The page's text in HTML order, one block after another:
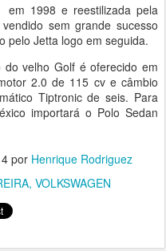
1998 e reestilizada pela
sem grande sucesso
pelo Jetta logo em seguida.
velho Golf é oferecido em
2.0 de 115 cv e câmbio
Tiptronic de seis. Para
importará o Polo Sedan
por Henrique Rodriguez
VOLKSWAGEN